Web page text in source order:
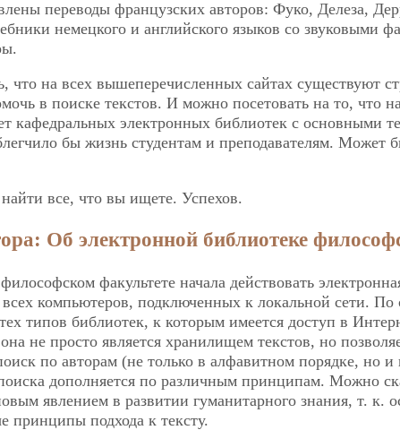
переводы французских авторов: Фуко, Делеза,
немецкого и английского языков со звуковыми
что на всех вышеперечисленных сайтах существуют
в поиске текстов. И можно посетовать на то, что
кафедральных электронных библиотек с основными
бы жизнь студентам и преподавателям. Может
все, что вы ищете. Успехов.
Об электронной библиотеке
факультете начала действовать
компьютеров, подключенных к локальной сети.
типов библиотек, к которым имеется доступ в
не просто является хранилищем текстов, но
по авторам (не только в алфавитном порядке, но
дополняется по различным принципам. Можно
явлением в развитии гуманитарного знания, т. к.
принципы подхода к тексту.